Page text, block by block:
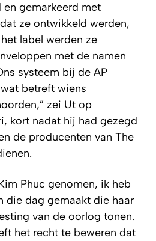
gemarkeerd met
ze ontwikkeld werden,
label werden ze
met de namen
systeem bij de AP
betreft wiens
zei Ut op
kort nadat hij had gezegd
de producenten van The
Phuc genomen, ik heb
die dag gemaakt die haar
van de oorlog tonen.
het recht te beweren dat